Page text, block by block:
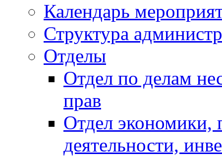
Календарь
Структура
Отделы
Отдел по делам
прав
Отдел экономики,
деятельности,